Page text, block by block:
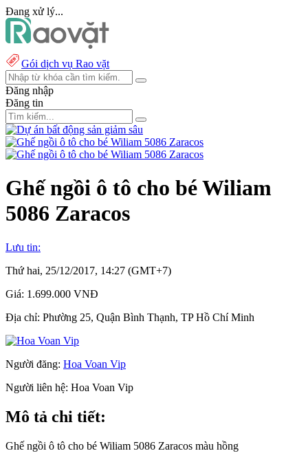
Đang xử lý...
Gói dịch vụ Rao vặt
Đăng nhập
Đăng tin
Ghế ngồi ô tô cho bé Wiliam
5086 Zaracos
Lưu tin:
Thứ hai, 25/12/2017, 14:27 (GMT+7)
Giá: 1.699.000 VNĐ
Địa chỉ: Phường 25, Quận Bình Thạnh, TP Hồ Chí Minh
Người đăng: Hoa Voan Vip
Người liên hệ: Hoa Voan Vip
Mô tả chi tiết:
Ghế ngồi ô tô cho bé Wiliam 5086 Zaracos màu hồng